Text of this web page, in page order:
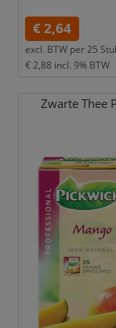
€ 2,64
excl. BTW per 25
€ 2,88 incl. 9% BTW
Zwarte Thee